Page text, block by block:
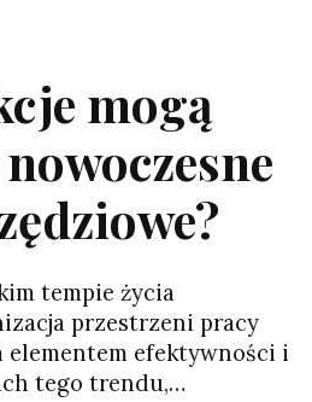
mogą
tempie życia
przestrzeni pracy
elementem efektywności i
tego trendu,…